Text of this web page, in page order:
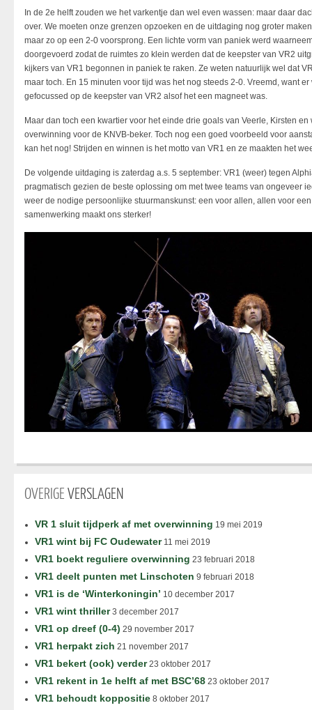
In de 2e helft zouden we het varkentje dan wel even wassen: maar daar
over. We moeten onze grenzen opzoeken en de uitdaging nog groter
maar zo op een 2-0 voorsprong. Een lichte vorm van paniek werd
doorgevoerd zodat de ruimtes zo klein werden dat de keepster van VR2
kijkers van VR1 begonnen in paniek te raken. Ze weten natuurlijk wel dat
maar toch. En 15 minuten voor tijd was het nog steeds 2-0. Vreemd, want
gefocussed op de keepster van VR2 alsof het een magneet was.
Maar dan toch een kwartier voor het einde drie goals van Veerle, Kirsten
overwinning voor de KNVB-beker. Toch nog een goed voorbeeld voor
kan het nog! Strijden en winnen is het motto van VR1 en ze maakten het
De volgende uitdaging is zaterdag a.s. 5 september: VR1 (weer) tegen
pragmatisch gezien de beste oplossing om met twee teams van ongeveer
weer de nodige persoonlijke stuurmanskunst: een voor allen, allen voor
samenwerking maakt ons sterker!
OVERIGEVERSLAGEN
VR 1 sluit tijdperk af met overwinning 19 mei 2019
VR1 wint bij FC Oudewater11 mei 2019
VR1 boekt reguliere overwinning 23 februari 2018
VR1 deelt punten met Linschoten 9 februari 2018
VR1 is de ‘Winterkoningin’ 10 december 2017
VR1 wint thriller3 december 2017
VR1 op dreef (0-4) 29 november 2017
VR1 herpakt zich 21 november 2017
VR1 bekert (ook) verder23 oktober 2017
VR1 rekent in 1e helft af met BSC’68 23 oktober 2017
VR1 behoudt koppositie 8 oktober 2017